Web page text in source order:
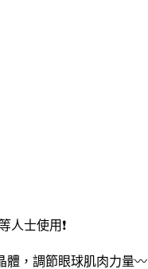
人士使用❗️
體，調節眼球肌肉力量〰️